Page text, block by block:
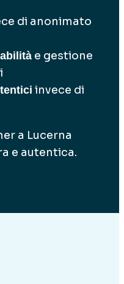
di anonimato
e gestione
invece di
a Lucerna
e autentica.